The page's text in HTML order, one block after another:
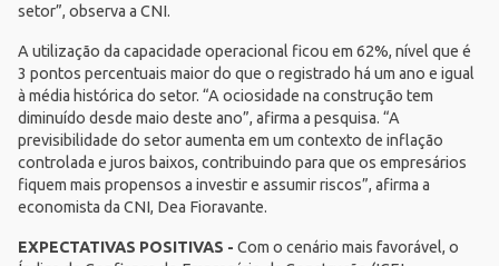
setor”, observa a CNI.
A utilização da capacidade operacional ficou em 62%, nível que é
3 pontos percentuais maior do que o registrado há um ano e igual
à média histórica do setor. “A ociosidade na construção tem
diminuído desde maio deste ano”, afirma a pesquisa. “A
previsibilidade do setor aumenta em um contexto de inflação
controlada e juros baixos, contribuindo para que os empresários
fiquem mais propensos a investir e assumir riscos”, afirma a
economista da CNI, Dea Fioravante.
EXPECTATIVAS POSITIVAS - Com o cenário mais favorável, o